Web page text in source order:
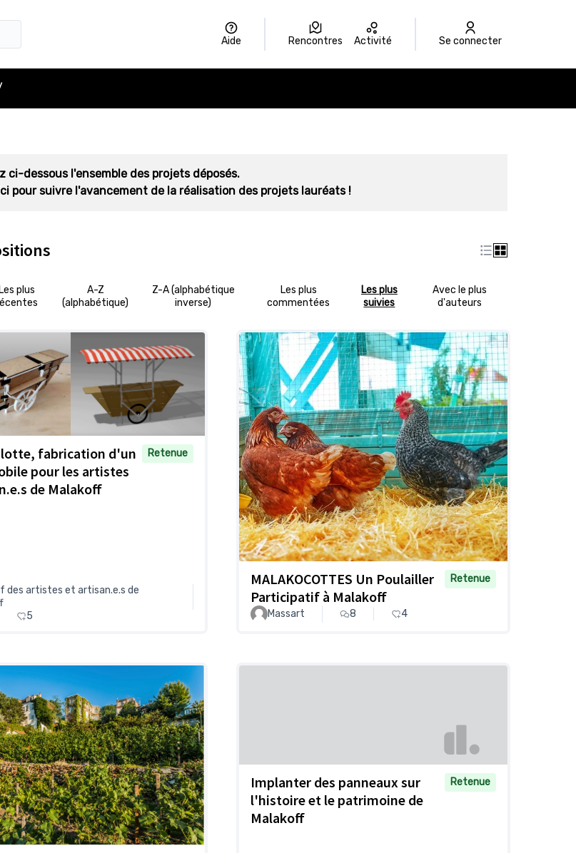
Aide Rencontres Activité Se connecter
utilisateur
ci-dessous l'ensemble des projets déposés.
pour suivre l'avancement de la réalisation des projets lauréats !
Les plus
A-Z
(alphabétique)
Z-A (alphabétique
inverse)
Les plus
commentées
Les plus
suivies
Avec le plus
d'auteurs
fabrication d'un
pour les artistes
de Malakoff
Retenue
des artistes et artisan.e.s de
5
MALAKOCOTTES Un Poulailler
Participatif à Malakoff
Retenue
Massart 8 4
Implanter des panneaux sur
l'histoire et le patrimoine de
Malakoff
Retenue